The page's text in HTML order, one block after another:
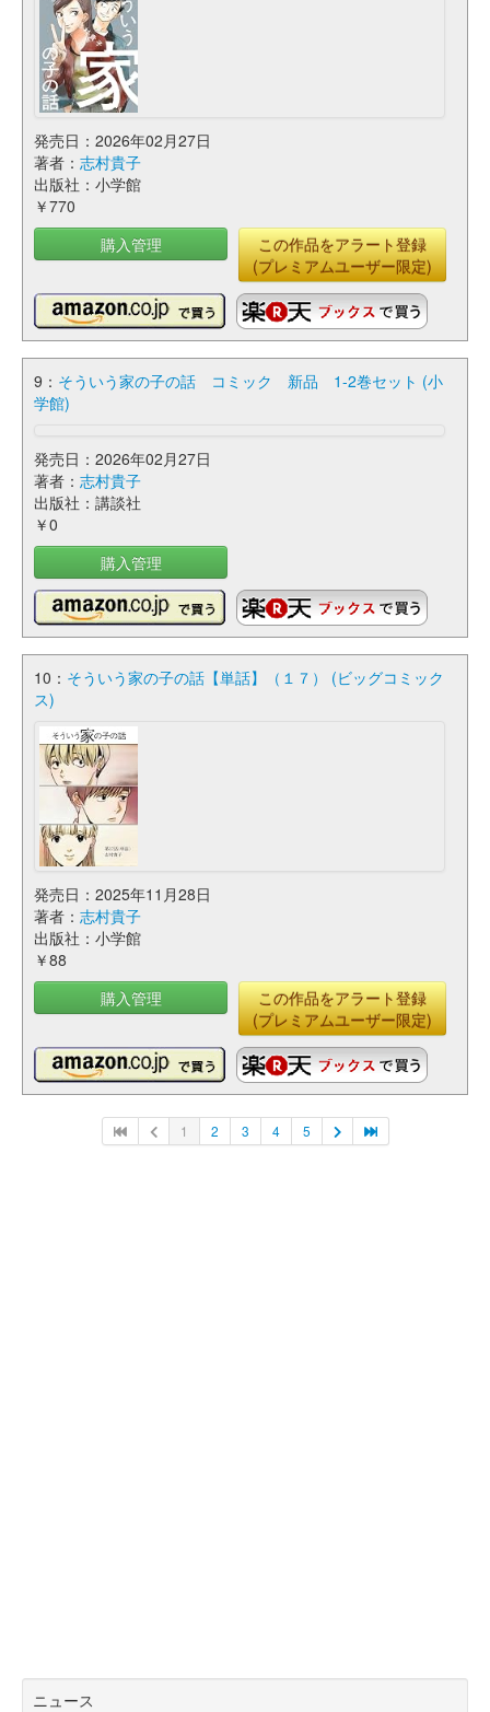
発売日：2026年02月27日
著者： 志村貴子
出版社：小学館
￥770
購入管理
この作品をアラート登録
(プレミアムユーザー限定)
9： そういう家の子の話 コミック 新品 1-2巻セット (小
学館)
発売日：2026年02月27日
著者： 志村貴子
出版社：講談社
￥0
購入管理
10： そういう家の子の話【単話】（１７） (ビッグコミック
ス)
発売日：2025年11月28日
著者： 志村貴子
出版社：小学館
￥88
購入管理
この作品をアラート登録
(プレミアムユーザー限定)
1 2 3 4 5
ニュース